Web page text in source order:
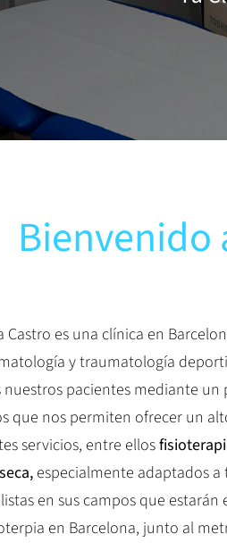
Bienvenido
Castro es una clínica en
y traumatología
pacientes mediante
que nos permiten ofrecer un
servicios, entre ellos
especialmente adaptados
en sus campos que
en Barcelona, junto al